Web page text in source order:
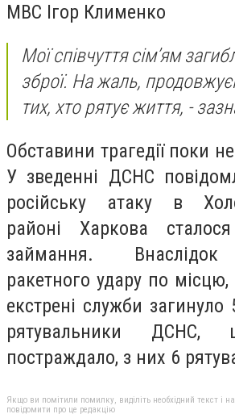
МВС Ігор Клименко
Мої співчуття сімʼям
зброї. На жаль,
тих, хто рятує життя, -
Обставини трагедії поки
У зведенні ДСНС
російську атаку в
районі Харкова
займання. Внаслідок
ракетного удару по
екстрені служби
рятувальники
постраждало, з них 6
Якщо ви помітили помилку, виділіть необхідний текст і
повідомити про це редакцію